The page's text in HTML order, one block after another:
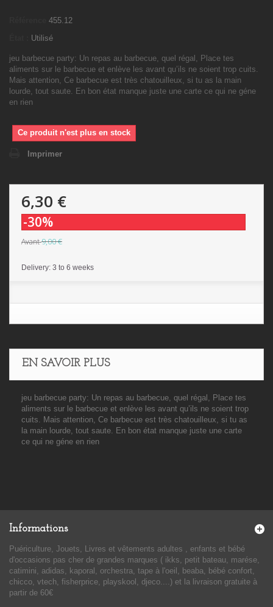
455.12
Utilisé
jeu barbecue party: Un repas au barbecue, quel régal, Place tes
aliments sur le barbecue et enlève les avant qu’ils ne soient trop cuits.
Mais attention, Ce barbecue est très chatouilleux, si tu as la main
lourde, tout saute. En bon état manque juste une carte ce qui ne géne
en rien
Ce produit n'est plus en stock
Imprimer
6,30 €
-30%
Avant9,00 €
Delivery: 3 to 6 weeks
EN SAVOIR PLUS
jeu barbecue party: Un repas au barbecue, quel régal, Place tes
aliments sur le barbecue et enlève les avant qu’ils ne soient trop
cuits. Mais attention, Ce barbecue est très chatouilleux, si tu as
la main lourde, tout saute. En bon état manque juste une carte
ce qui ne géne en rien
Informations
Puériculture, Jouets, Livres et vêtements adultes , enfants et bébé
d'occasions pas cher de grandes marques ( ikks, petit bateau, marése,
catimini, adidas, kaporal, orchestra, tape à l'oeil, beaba, bébé confort,
chicco, vtech, fisherprice, playskool, djeco....) et la livraison gratuite à
partir de 60€